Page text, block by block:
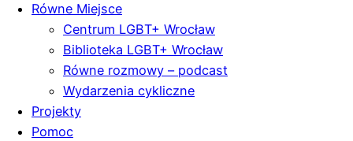
Równe Miejsce
Centrum LGBT+ Wrocław
Biblioteka LGBT+ Wrocław
Równe rozmowy – podcast
Wydarzenia cykliczne
Projekty
Pomoc